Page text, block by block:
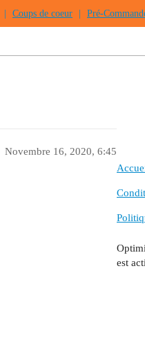
Coups de coeur Pré-
Novembre 16, 2020, 6:45
est